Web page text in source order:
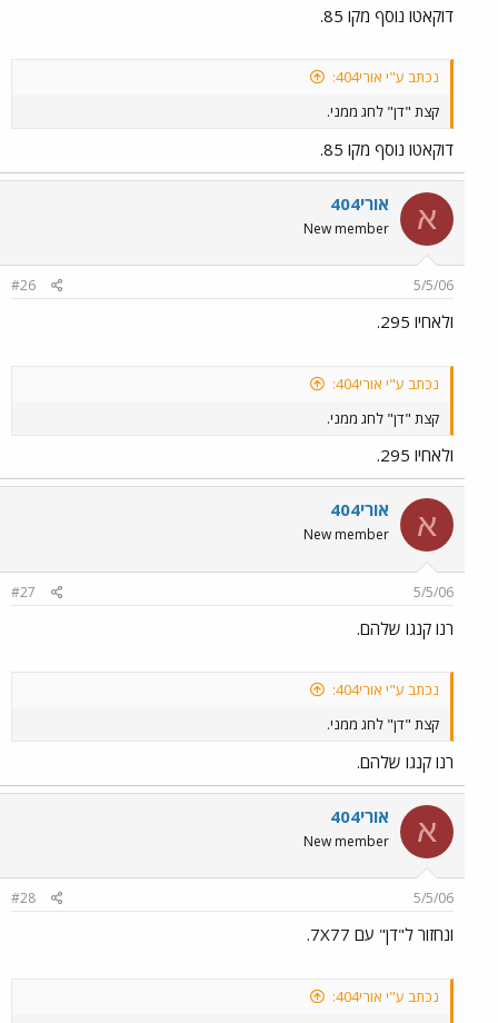
דוקאטו נוסף מקו 85.
נכתב ע"י אורי404:
קצת "דן" לחג ממני.
דוקאטו נוסף מקו 85.
א אורי404
New member
5/5/06
#26
ולאחיו 295.
נכתב ע"י אורי404:
קצת "דן" לחג ממני.
ולאחיו 295.
א אורי404
New member
5/5/06
#27
רנו קנגו שלהם.
נכתב ע"י אורי404:
קצת "דן" לחג ממני.
רנו קנגו שלהם.
א אורי404
New member
5/5/06
#28
ונחזור ל"דן" עם 7X77.
נכתב ע"י אורי404: